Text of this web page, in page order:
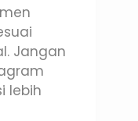
Jangan
lebih